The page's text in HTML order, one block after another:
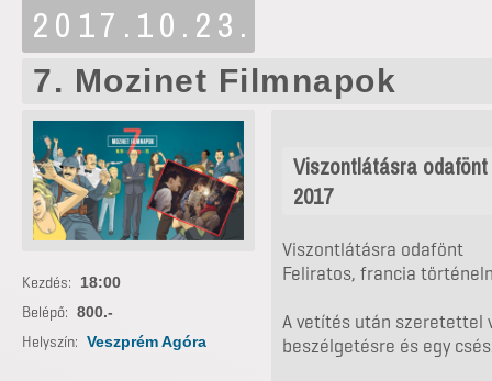
2017.10.23.
7. Mozinet Filmnapok
Viszontlátásra
2017
Viszontlátásra odafönt
Feliratos, francia
A vetítés után szeretettel
beszélgetésre és egy
Kezdés: 18:00
Belépő: 800.-
Helyszín: Veszprém Agóra